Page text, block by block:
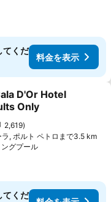
てくだ
料金を表示
りに追加
D'Or Hotel
Only
2,619
ラ, ポルト ペトロまで3.5 km
グプール
てくだ